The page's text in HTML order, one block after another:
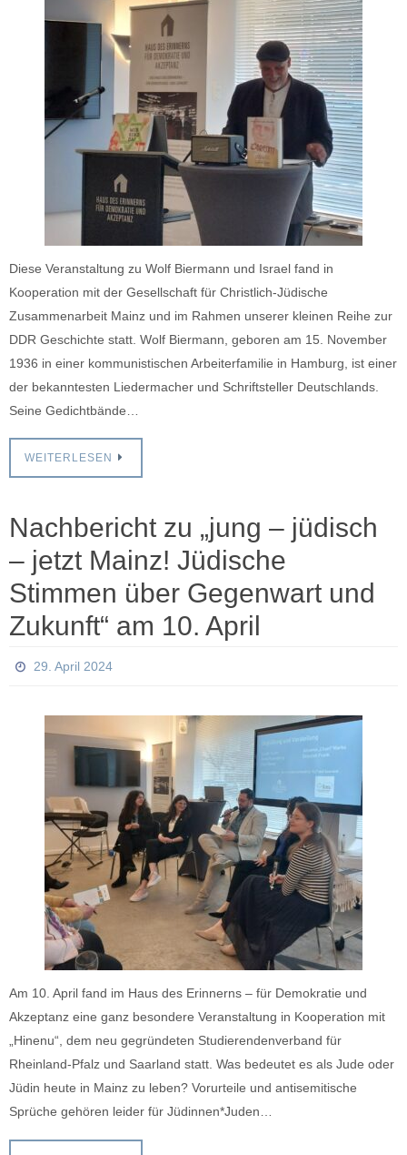
Diese Veranstaltung zu Wolf Biermann und Israel fand in
Kooperation mit der Gesellschaft für Christlich-Jüdische
Zusammenarbeit Mainz und im Rahmen unserer kleinen Reihe zur
DDR Geschichte statt. Wolf Biermann, geboren am 15. November
1936 in einer kommunistischen Arbeiterfamilie in Hamburg, ist einer
der bekanntesten Liedermacher und Schriftsteller Deutschlands.
Seine Gedichtbände…
WEITERLESEN
Nachbericht zu „jung – jüdisch
– jetzt Mainz! Jüdische
Stimmen über Gegenwart und
Zukunft“ am 10. April
29. April 2024
Am 10. April fand im Haus des Erinnerns – für Demokratie und
Akzeptanz eine ganz besondere Veranstaltung in Kooperation mit
„Hinenu“, dem neu gegründeten Studierendenverband für
Rheinland-Pfalz und Saarland statt. Was bedeutet es als Jude oder
Jüdin heute in Mainz zu leben? Vorurteile und antisemitische
Sprüche gehören leider für Jüdinnen*Juden…